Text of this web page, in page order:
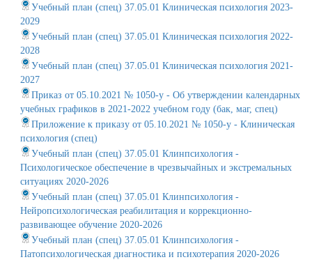
Учебный план (спец) 37.05.01 Клиническая психология 2023-
2029
Учебный план (спец) 37.05.01 Клиническая психология 2022-
2028
Учебный план (спец) 37.05.01 Клиническая психология 2021-
2027
Приказ от 05.10.2021 № 1050-у - Об утверждении календарных
учебных графиков в 2021-2022 учебном году (бак, маг, спец)
Приложение к приказу от 05.10.2021 № 1050-у - Клиническая
психология (спец)
Учебный план (спец) 37.05.01 Клинпсихология -
Психологическое обеспечение в чрезвычайных и экстремальных
ситуациях 2020-2026
Учебный план (спец) 37.05.01 Клинпсихология -
Нейропсихологическая реабилитация и коррекционно-
развивающее обучение 2020-2026
Учебный план (спец) 37.05.01 Клинпсихология -
Патопсихологическая диагностика и психотерапия 2020-2026